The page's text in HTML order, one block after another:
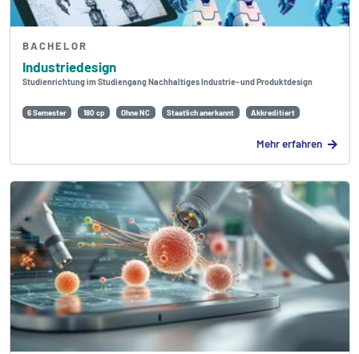
Industriedesign
Studienrichtung im Studiengang Nachhaltiges Industrie- und Produktdesign
BACHELOR
6 Semester 180 cp Ohne NC Staatlich anerkannt Akkreditiert
Mehr erfahren